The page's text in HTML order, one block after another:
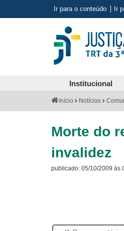
Ir para o conteúdo Ir
Institucional
VocêInício Notícias
Morte do
invalidez
publicado: 05/10/2009 às
Acervo
Se